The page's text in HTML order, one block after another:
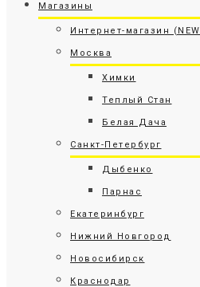
Магазины
Интернет-магазин (NEW
Москва
Химки
Теплый Стан
Белая Дача
Санкт-Петербург
Дыбенко
Парнас
Екатеринбург
Нижний Новгород
Новосибирск
Краснодар